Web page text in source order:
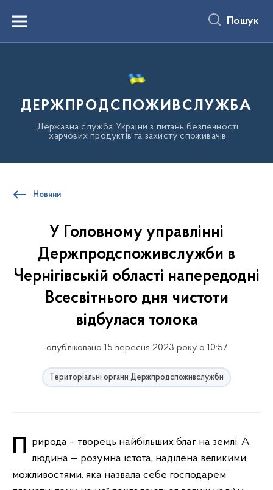
вмістуMenu Пошук
ДЕРЖПРОДСПОЖИВСЛУЖБА
Державна служба України з питань безпечності
харчових продуктів та захисту споживачів
Новини
У Головному управлінні
Держпродспоживслужби в
Чернігівській області напередодні
Всесвітнього дня чистоти
відбулася толока
опубліковано 15 вересня 2023 року о 10:57
Територіальні органи Держпродспоживслужби
Природа – творець найбільших благ на землі. А людина — розумна істота, наділена великими
можливостями, яка назвала себе господарем